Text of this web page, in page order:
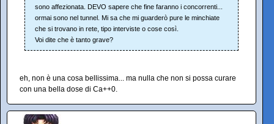
sono affezionata. DEVO sapere che fine faranno i concorrenti...
ormai sono nel tunnel. Mi sa che mi guarderò pure le minchiate
che si trovano in rete, tipo interviste o cose così.
Voi dite che è tanto grave?
eh, non è una cosa bellissima... ma nulla che non si possa curare
con una bella dose di Ca++0.